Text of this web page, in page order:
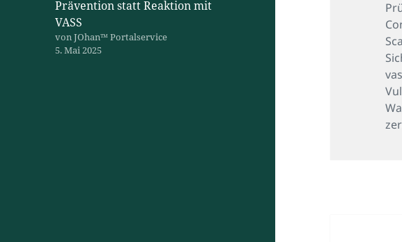
Prävention statt Reaktion mit
VASS
von JOhan™ Portalservice
5. Mai 2025